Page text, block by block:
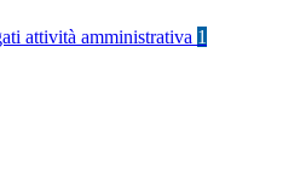
attività amministrativa 1